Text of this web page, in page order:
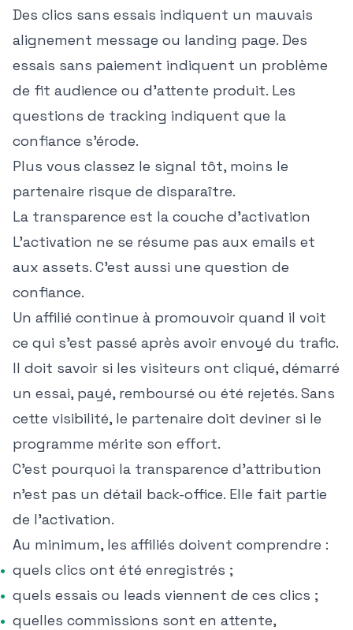
Des clics sans essais indiquent un mauvais
alignement message ou landing page. Des
essais sans paiement indiquent un problème
de fit audience ou d'attente produit. Les
questions de tracking indiquent que la
confiance s'érode.
Plus vous classez le signal tôt, moins le
partenaire risque de disparaître.
La transparence est la couche d'activation
L'activation ne se résume pas aux emails et
aux assets. C'est aussi une question de
confiance.
Un affilié continue à promouvoir quand il voit
ce qui s'est passé après avoir envoyé du trafic.
Il doit savoir si les visiteurs ont cliqué, démarré
un essai, payé, remboursé ou été rejetés. Sans
cette visibilité, le partenaire doit deviner si le
programme mérite son effort.
C'est pourquoi la transparence d'attribution
n'est pas un détail back-office. Elle fait partie
de l'activation.
Au minimum, les affiliés doivent comprendre :
quels clics ont été enregistrés ;
quels essais ou leads viennent de ces clics ;
quelles commissions sont en attente,